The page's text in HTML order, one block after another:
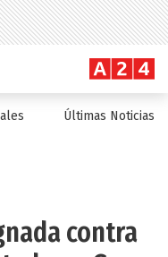
Últimas Noticias
contra